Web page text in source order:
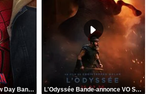
Spider-Man: Brand New Day Bande-annonce VO STFR L'Odyssée Bande-annonce VO STFR